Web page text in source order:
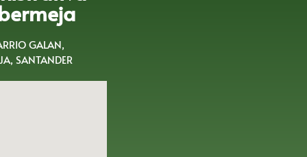
GALAN,
SANTANDER